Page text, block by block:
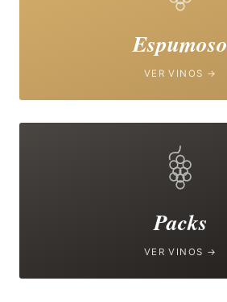
Espumoso
VER VINOS →
Packs
VER VINOS →